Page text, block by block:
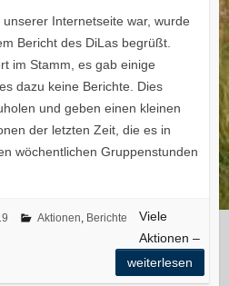
Internetseite war, wurde
Bericht des DiLas begrüßt.
im Stamm, es gab einige
dazu keine Berichte. Dies
und geben einen kleinen
der letzten Zeit, die es in
wöchentlichen Gruppenstunden
Aktionen, Berichte
Viele
Aktionen –
weiterlesen